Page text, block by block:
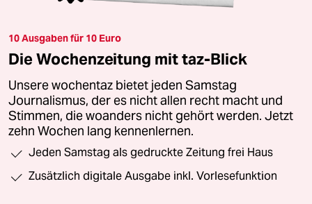
10 Ausgaben für 10 Euro
Die Wochenzeitung mit taz-Blick
Unsere wochentaz bietet jeden Samstag
Journalismus, der es nicht allen recht macht und
Stimmen, die woanders nicht gehört werden. Jetzt
zehn Wochen lang kennenlernen.
Jeden Samstag als gedruckte Zeitung frei Haus
Zusätzlich digitale Ausgabe inkl. Vorlesefunktion